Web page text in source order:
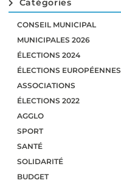
Catégories
CONSEIL MUNICIPAL
MUNICIPALES 2026
ÉLECTIONS 2024
ÉLECTIONS EUROPÉENNES
ASSOCIATIONS
ÉLECTIONS 2022
AGGLO
SPORT
SANTÉ
SOLIDARITÉ
BUDGET